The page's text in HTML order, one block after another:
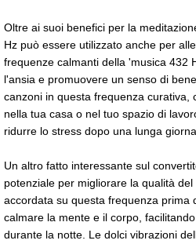
Oltre ai suoi benefici per la
Hz può essere utilizzato anche per
frequenze calmanti della 'musica 432
l'ansia e promuovere un senso di
canzoni in questa frequenza curativa,
nella tua casa o nel tuo spazio di
ridurre lo stress dopo una lunga
Un altro fatto interessante sul
potenziale per migliorare la qualità
accordata su questa frequenza prima
calmare la mente e il corpo,
durante la notte. Le dolci vibrazioni